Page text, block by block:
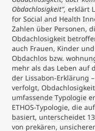
Obdachlosigkeit“, erklärt
for Social and Health
Zahlen über Personen,
Obdachlosigkeit
auch Frauen, Kinder
Obdachlos bzw.
mehr als das Leben auf
der Lissabon-Erklärung
verfolgt,
umfassende Typologie
ETHOS-Typologie, die
basiert, unterscheidet
von prekären,